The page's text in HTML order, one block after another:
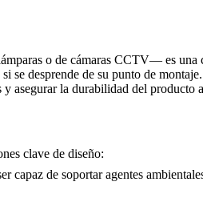
o de cámaras CCTV— es una
se desprende de su punto de
asegurar la durabilidad del producto
clave de diseño:
capaz de soportar agentes